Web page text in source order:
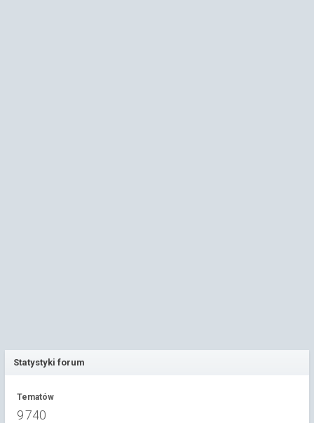
Statystyki forum
Tematów
9 740